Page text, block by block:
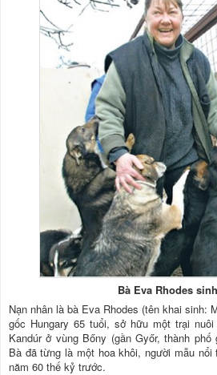
Bà Eva Rhodes
Nạn nhân là bà Eva Rhodes (tên khai sinh:
gốc Hungary 65 tuổi, sở hữu một trại
Kandúr ở vùng Bőny (gần Győr, thành
Bà đã từng là một hoa khôi, người mẫu
năm 60 thế kỷ trước.